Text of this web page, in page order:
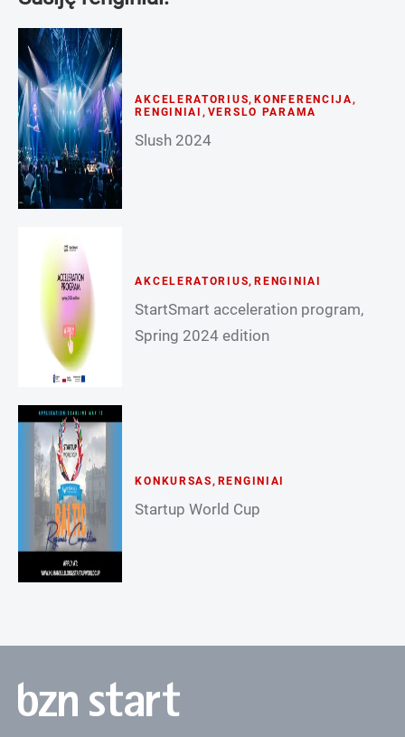
AKCELERATORIUS,KONFERENCIJA,
RENGINIAI , VERSLO PARAMA
Slush 2024
AKCELERATORIUS,RENGINIAI
StartSmart acceleration program,
Spring 2024 edition
KONKURSAS, RENGINIAI
Startup World Cup